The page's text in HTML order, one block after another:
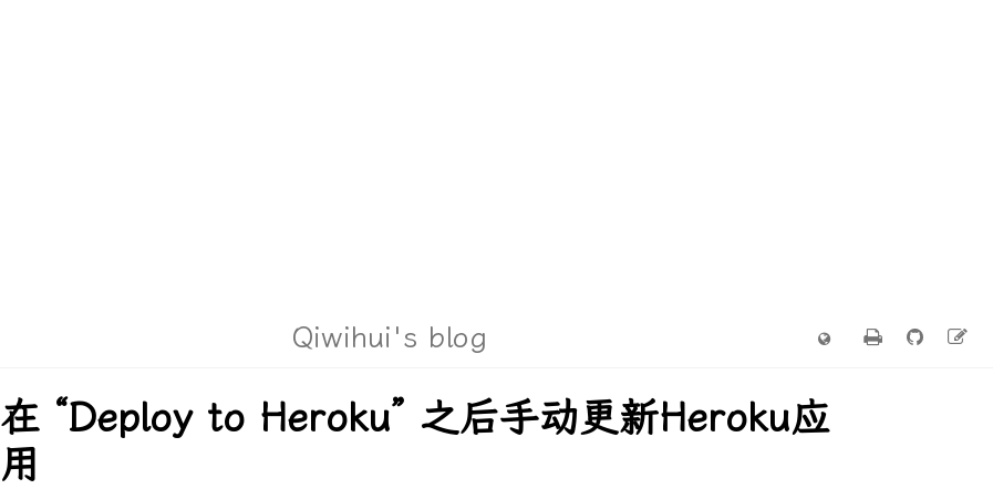
Qiwihui's blog
在 “Deploy to Heroku” 之后手动更新Heroku应
用